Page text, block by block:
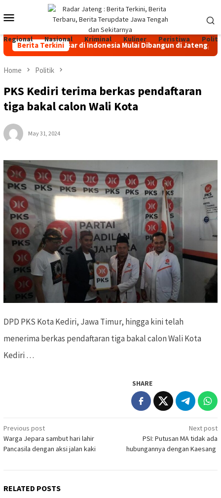
to
Mobile
Menu
Regional Nasional Kriminal Kuliner Peristiwa
Berita Terkini
Perah Terbesar di Indonesia Mulai Dibangun di Jateng,
Home Politik
PKS Kediri terima berkas pendaftaran
tiga bakal calon Wali Kota
May 31, 2024
DPD PKS Kota Kediri, Jawa Timur, hingga kini telah
menerima berkas pendaftaran tiga bakal calon Wali Kota
Kediri …
SHARE
Post
navigation
Previous post
Warga Jepara sambut hari lahir
Pancasila dengan aksi jalan kaki
Next post
PSI: Putusan MA tidak ada
hubungannya dengan Kaesang
RELATED POSTS